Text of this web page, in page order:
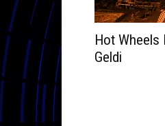
Hot Wheels
Geldi